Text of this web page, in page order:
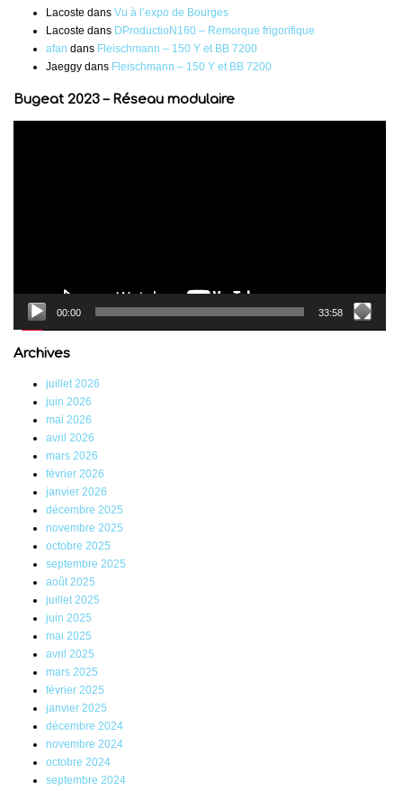
Lacoste dans Vu à l’expo de Bourges
Lacoste dans DProductioN160 – Remorque frigorifique
afan dans Fleischmann – 150 Y et BB 7200
Jaeggy dans Fleischmann – 150 Y et BB 7200
Bugeat 2023 – Réseau modulaire
00:00 33:58
Archives
juillet 2026
juin 2026
mai 2026
avril 2026
mars 2026
février 2026
janvier 2026
décembre 2025
novembre 2025
octobre 2025
septembre 2025
août 2025
juillet 2025
juin 2025
mai 2025
avril 2025
mars 2025
février 2025
janvier 2025
décembre 2024
novembre 2024
octobre 2024
septembre 2024